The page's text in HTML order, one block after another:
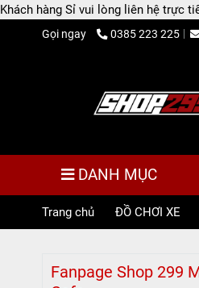
Gọi ngay 0385 223 225
DANH MỤC
Trang chủ ĐỒ CHƠI XE
Fanpage Shop 299
Khách hàng Sỉ vui lòng liên hệ trực